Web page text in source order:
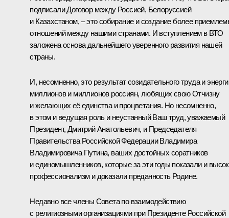
подписали Договор между Россией, Белоруссией
и Казахстаном, – это собирание и создание более
отношений между нашими странами. И вступлением в ВТО
заложена основа дальнейшего уверенного развития нашей
страны.
И, несомненно, это результат созидательного труда и
миллионов и миллионов россиян, любящих свою Отчизну
и желающих её единства и процветания. Но несомненно,
в этом и ведущая роль и неустанный Ваш труд, уважаемый
Президент, Дмитрий Анатольевич, и Председателя
Правительства Российской Федерации Владимира
Владимировича Путина, ваших достойных соратников
и единомышленников, которые за эти годы показали и
профессионализм и доказали преданность Родине.
Недавно все члены Совета по взаимодействию
с религиозными организациями при Президенте Российской